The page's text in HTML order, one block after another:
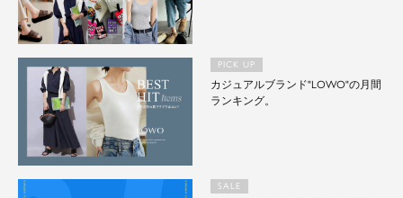
PICK UP
カジュアルブランド"LOWO"の月間
ランキング。
SALE